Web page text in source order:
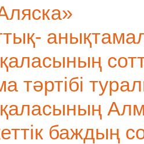
тәртібі
баждың